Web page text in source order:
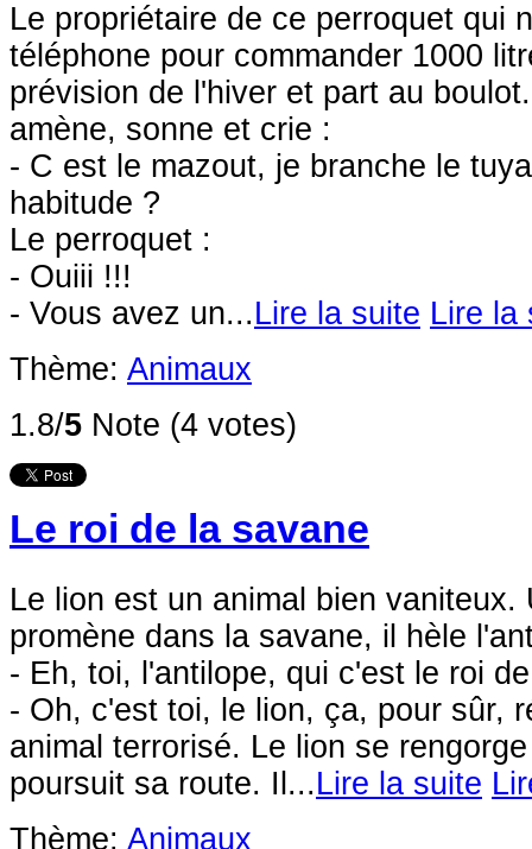
Le propriétaire de ce perroquet qui
téléphone pour commander 1000
prévision de l'hiver et part au
amène, sonne et crie :
- C est le mazout, je branche le
habitude ?
Le perroquet :
- Ouiii !!!
- Vous avez un...Lire la suite Lire la
Thème: Animaux
1.8/5 Note (4 votes)
Le roi de la savane
Le lion est un animal bien vaniteux.
promène dans la savane, il hèle
- Eh, toi, l'antilope, qui c'est le roi
- Oh, c'est toi, le lion, ça, pour sûr,
animal terrorisé. Le lion se
poursuit sa route. Il...Lire la suite
Thème: Animaux